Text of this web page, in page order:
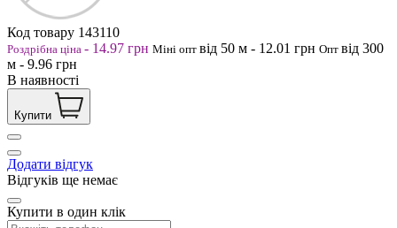
Код товару 143110
Роздрібна ціна - 14.97 грн Міні опт від 50 м - 12.01 грн Опт від 300
м - 9.96 грн
В наявності
Купити
Додати відгук
Відгуків ще немає
Купити в один клік